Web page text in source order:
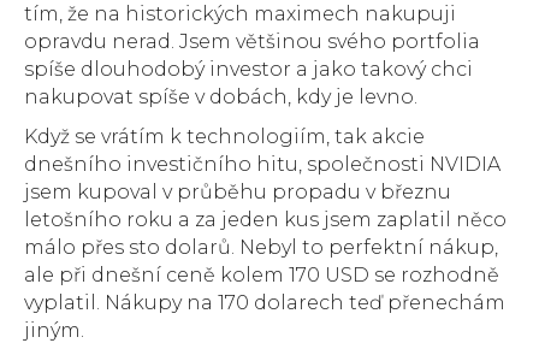
tím, že na historických maximech nakupuji
opravdu nerad. Jsem většinou svého portfolia
spíše dlouhodobý investor a jako takový chci
nakupovat spíše v dobách, kdy je levno.
Když se vrátím k technologiím, tak akcie
dnešního investičního hitu, společnosti NVIDIA
jsem kupoval v průběhu propadu v březnu
letošního roku a za jeden kus jsem zaplatil něco
málo přes sto dolarů. Nebyl to perfektní nákup,
ale při dnešní ceně kolem 170 USD se rozhodně
vyplatil. Nákupy na 170 dolarech teď přenechám
jiným.